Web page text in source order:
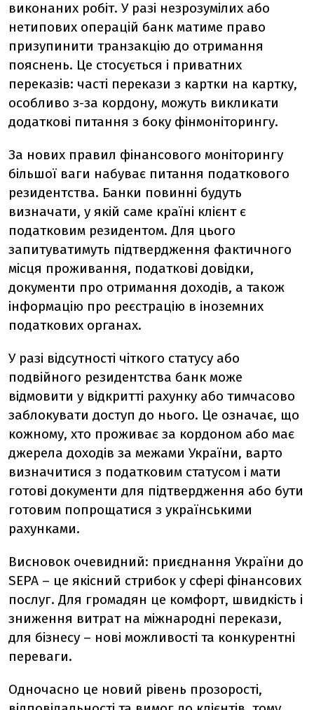
виконаних робіт. У разі незрозумілих або
нетипових операцій банк матиме право
призупинити транзакцію до отримання
пояснень. Це стосується і приватних
переказів: часті перекази з картки на картку,
особливо з-за кордону, можуть викликати
додаткові питання з боку фінмоніторингу.
За нових правил фінансового моніторингу
більшої ваги набуває питання податкового
резидентства. Банки повинні будуть
визначати, у якій саме країні клієнт є
податковим резидентом. Для цього
запитуватимуть підтвердження фактичного
місця проживання, податкові довідки,
документи про отримання доходів, а також
інформацію про реєстрацію в іноземних
податкових органах.
У разі відсутності чіткого статусу або
подвійного резидентства банк може
відмовити у відкритті рахунку або тимчасово
заблокувати доступ до нього. Це означає, що
кожному, хто проживає за кордоном або має
джерела доходів за межами України, варто
визначитися з податковим статусом і мати
готові документи для підтвердження або бути
готовим попрощатися з українськими
рахунками.
Висновок очевидний: приєднання України до
SEPA – це якісний стрибок у сфері фінансових
послуг. Для громадян це комфорт, швидкість і
зниження витрат на міжнародні перекази,
для бізнесу – нові можливості та конкурентні
переваги.
Одночасно це новий рівень прозорості,